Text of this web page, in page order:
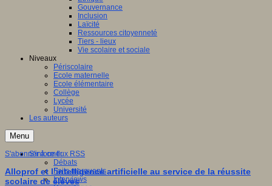
Gouvernance
Inclusion
Laïcité
Ressources citoyenneté
Tiers - lieux
Vie scolaire et sociale
Niveaux
Périscolaire
Ecole maternelle
Ecole élémentaire
Collège
Lycée
Université
Les auteurs
Menu
S'informer
Débats
Faits marquants
Interviews
S'abonner à ce flux RSS
Alloprof et l’intelligence artificielle au service de la réussite
scolaire de élèves